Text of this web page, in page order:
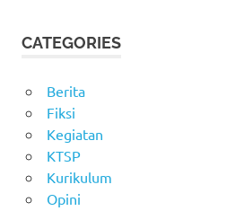
CATEGORIES
Berita
Fiksi
Kegiatan
KTSP
Kurikulum
Opini